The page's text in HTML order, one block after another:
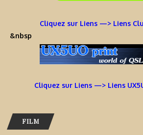
Cliquez sur Liens —> Liens
&nbsp
Cliquez sur Liens —> Liens
FILM